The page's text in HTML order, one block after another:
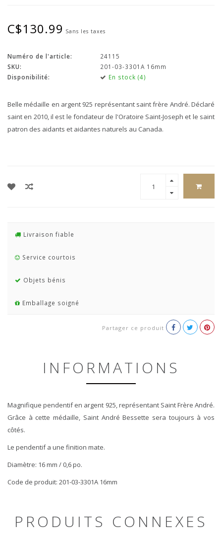
C$130.99 Sans les taxes
Numéro de l'article:
24115
SKU:
201-03-3301A 16mm
Disponibilité:
En stock (4)
Belle médaille en argent 925 représentant saint frère André. Déclaré
saint en 2010, il est le fondateur de l'Oratoire Saint-Joseph et le saint
patron des aidants et aidantes naturels au Canada.
Livraison fiable
Service courtois
Objets bénis
Emballage soigné
Partager ce produit
INFORMATIONS
Magnifique pendentif en argent 925, représentant Saint Frère André.
Grâce à cette médaille, Saint André Bessette sera toujours à vos
côtés.
Le pendentif a une finition mate.
Diamètre: 16 mm / 0,6 po.
Code de produit: 201-03-3301A 16mm
PRODUITS CONNEXES